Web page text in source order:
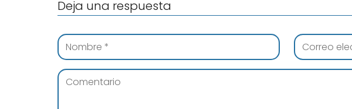
Deja una respuesta